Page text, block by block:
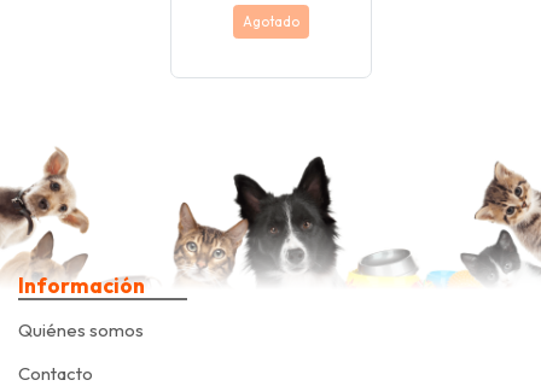
Agotado
Información
Quiénes somos
Contacto